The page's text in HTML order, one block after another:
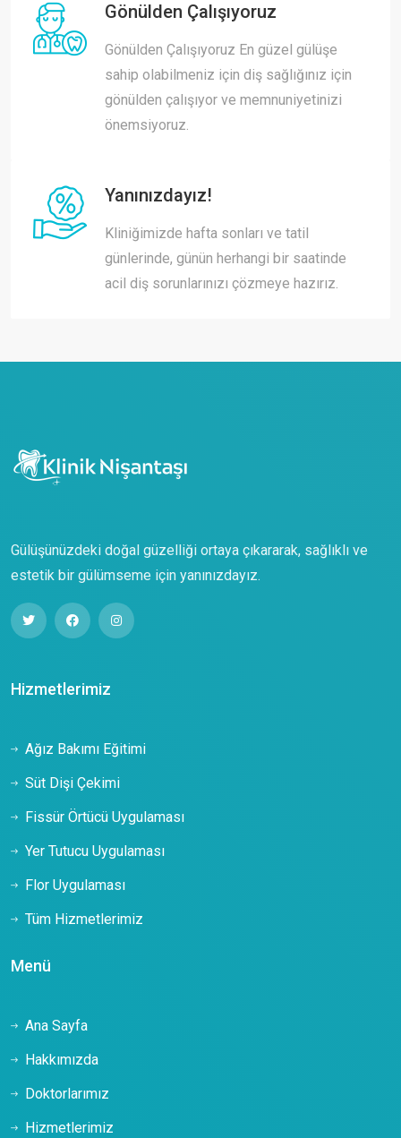
Gönülden Çalışıyoruz
Gönülden Çalışıyoruz En güzel gülüşe
sahip olabilmeniz için diş sağlığınız için
gönülden çalışıyor ve memnuniyetinizi
önemsiyoruz.
Yanınızdayız!
Kliniğimizde hafta sonları ve tatil
günlerinde, günün herhangi bir saatinde
acil diş sorunlarınızı çözmeye hazırız.
Gülüşünüzdeki doğal güzelliği ortaya çıkararak, sağlıklı ve
estetik bir gülümseme için yanınızdayız.
Hizmetlerimiz
Ağız Bakımı Eğitimi
Süt Dişi Çekimi
Fissür Örtücü Uygulaması
Yer Tutucu Uygulaması
Flor Uygulaması
Tüm Hizmetlerimiz
Menü
Ana Sayfa
Hakkımızda
Doktorlarımız
Hizmetlerimiz